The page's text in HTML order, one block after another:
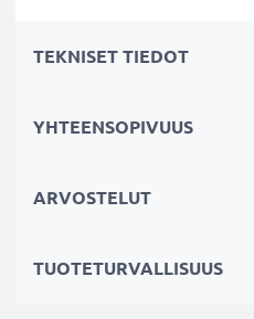
✔ Leveys säädettävissä,
Väri: Musta
TEKNISET TIEDOT
YHTEENSOPIVUUS
ARVOSTELUT
TUOTETURVALLISUUS